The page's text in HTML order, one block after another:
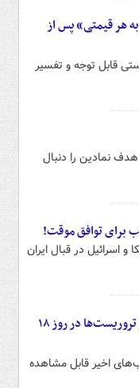
هر قیمتی» پس از
قابل توجه و تفسیر
نمادین را دنبال
برای توافق موقت!
اسرائیل در قبال ایران
انتقاد اصلاح‌طلبان از رادیکالیسم خفته در میان چپ‌ها/ روایت روزنامه اعتماد از حملات داعشی‌وار تروریست‌ها در روز ۱۸
اخیر قابل مشاهده